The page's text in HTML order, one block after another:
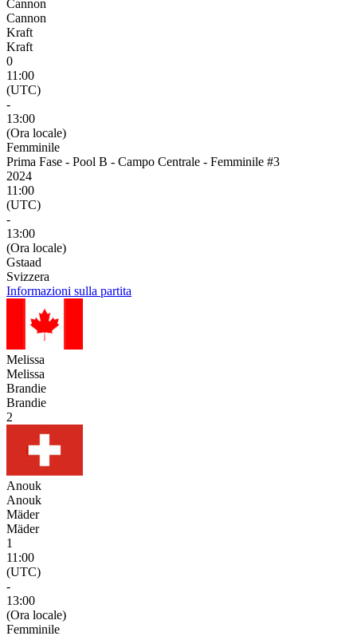
Cannon
Cannon
Kraft
Kraft
0
11:00
(UTC)
-
13:00
(Ora locale)
Femminile
Prima Fase - Pool B - Campo Centrale - Femminile #3
2024
11:00
(UTC)
-
13:00
(Ora locale)
Gstaad
Svizzera
Informazioni sulla partita
Melissa
Melissa
Brandie
Brandie
2
Anouk
Anouk
Mäder
Mäder
1
11:00
(UTC)
-
13:00
(Ora locale)
Femminile